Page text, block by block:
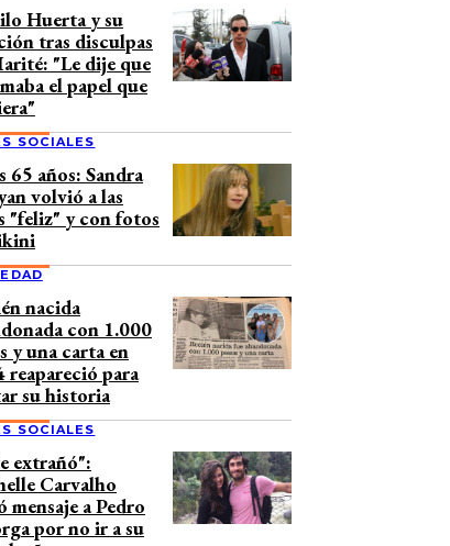
Huerta y su
tras disculpas
"Le dije que
el papel que
SOCIALES
65 años: Sandra
volvió a las
"feliz" y con fotos
nacida
con 1.000
y una carta en
reapareció para
su historia
SOCIALES
extrañó":
Carvalho
mensaje a Pedro
por no ir a su